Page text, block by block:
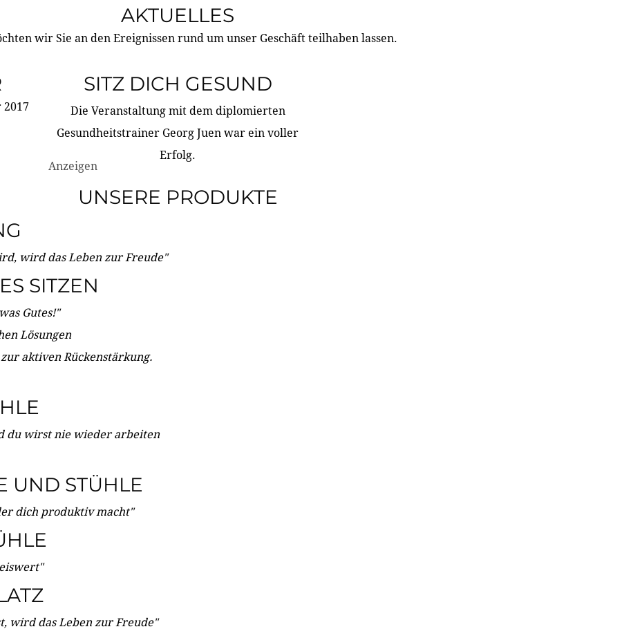
AKTUELLES
wir Sie an den Ereignissen rund um unser Geschäft teilhaben lassen.
SITZ DICH GESUND
Die Veranstaltung mit dem diplomierten
Gesundheitstrainer Georg Juen war ein voller
Erfolg.
Anzeigen
UNSERE PRODUKTE
wird das Leben zur Freude"
SITZEN
Gutes!"
Lösungen
aktiven Rückenstärkung.
du wirst nie wieder arbeiten
UND STÜHLE
dich produktiv macht"
wird das Leben zur Freude"